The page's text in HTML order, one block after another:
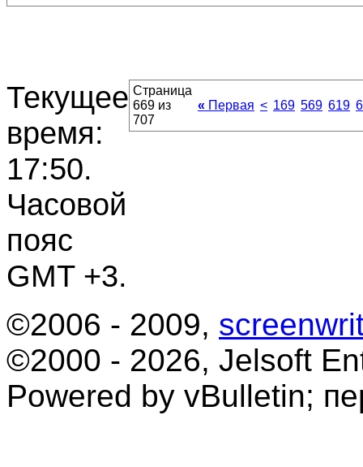
Текущее
время:
17:50.
Часовой
пояс
GMT +3.
Страница
669 из
707
« Первая < 169 569 619
©2006 - 2009,
©2000 - 2026, Jelsoft
Powered by vBulletin;